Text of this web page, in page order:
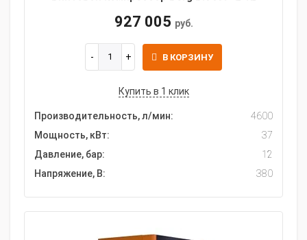
927 005 руб.
В КОРЗИНУ
Купить в 1 клик
Производительность, л/мин:
4600
Мощность, кВт:
37
Давление, бар:
12
Напряжение, В:
380